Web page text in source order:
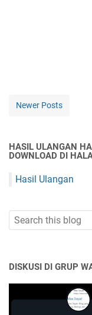
Newer Posts
HASIL ULANGAN
DOWNLOAD DI
Hasil Ulangan
DISKUSI DI GRUP